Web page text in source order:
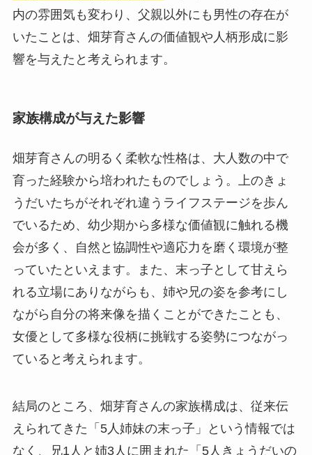
内の雰囲気も変わり、父親以外にも男性の存在が
いたことは、畑芽育さんの価値観や人柄形成に影
響を与えたと考えられます。
家族構成が与えた影響
畑芽育さんの明るく柔軟な性格は、大人数の中で
育った経験から培われたものでしょう。上のきょ
うだいたちがそれぞれ違うライフステージを歩ん
でいるため、幼少期から多様な価値観に触れる機
会が多く、自然と協調性や適応力を磨く環境が整
っていたといえます。また、末っ子として甘えら
れる立場にありながらも、姉や兄の姿を参考にし
ながら自分の将来像を描くことができたことも、
女優として多様な役柄に挑戦する姿勢につながっ
ていると考えられます。
結局のところ、畑芽育さんの家族構成は、従来伝
えられてきた「5人姉妹の末っ子」という情報では
なく、兄1人と姉3人に囲まれた「5人きょうだいの